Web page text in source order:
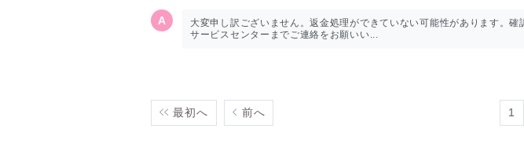
大変申し訳ございません。返金処理ができていない可能性があります。
サービスセンターまでご連絡をお願いい...
最初へ 前へ 1